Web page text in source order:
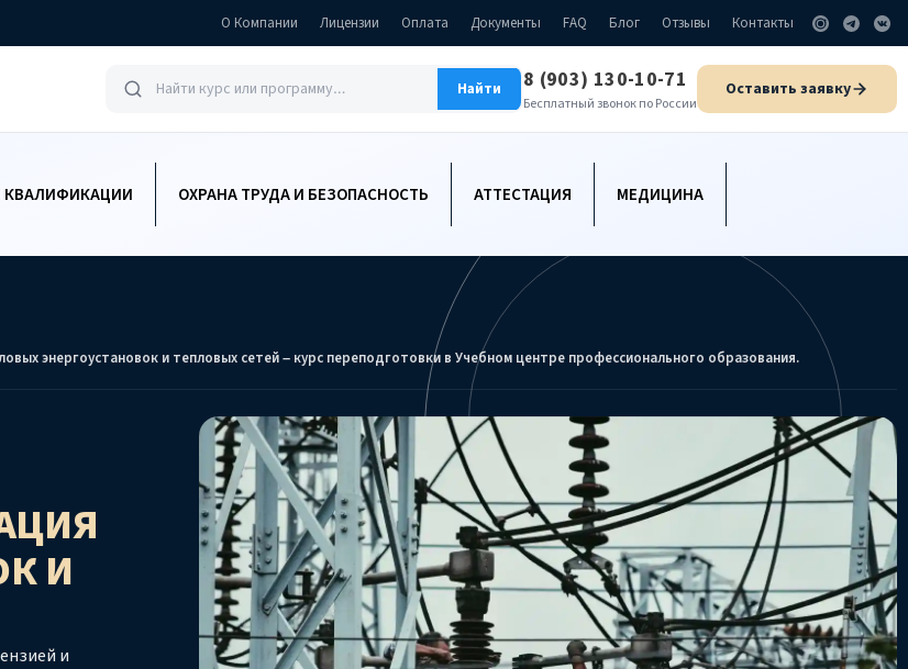
О Компании Лицензии Оплата Документы FAQ Блог Отзывы Контакты
Найти 8 (903) 130-10-71
Бесплатный звонок по России
Оставить заявку
ОХРАНА ТРУДА И БЕЗОПАСНОСТЬ АТТЕСТАЦИЯ МЕДИЦИНА
энергоустановок и тепловых сетей – курс переподготовки в Учебном центре профессионального образования.
И
и